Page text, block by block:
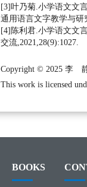
[3]叶乃菊.小学语文文
通用语言文字教学与研
[4]陈利君.小学语文文
交流,2021,28(9):1027.
Copyright © 2025 李
This work is licensed
BOOKS